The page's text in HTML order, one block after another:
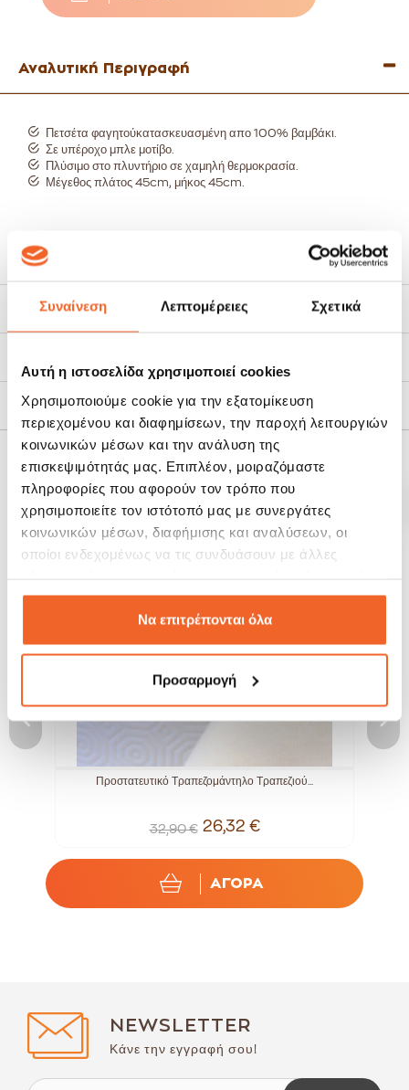
Συναίνεση Λεπτομέρειες Σχετικά
Αυτή η ιστοσελίδα χρησιμοποιεί cookies
Χρησιμοποιούμε cookie για την εξατομίκευση
περιεχομένου και διαφημίσεων, την παροχή λειτουργιών
κοινωνικών μέσων και την ανάλυση της
επισκεψιμότητάς μας. Επιπλέον, μοιραζόμαστε
πληροφορίες που αφορούν τον τρόπο που
χρησιμοποιείτε τον ιστότοπό μας με συνεργάτες
κοινωνικών μέσων, διαφήμισης και αναλύσεων, οι
οποίοι ενδεχομένως να τις συνδυάσουν με άλλες
έχουν συλλέξει σε σχέση με την από μέρους σας χρήση
των υπηρεσιών τους.Να επιτρέπονται όλα
Προσαρμογή
Αναλυτική Περιγραφή
Πετσέτα φαγητούκατασκευασμένη απο 100% βαμβάκι.
Σε υπέροχο μπλε μοτίβο.
Πλύσιμο στο πλυντήριο σε χαμηλή θερμοκρασία.
Μέγεθος πλάτος 45cm, μήκος 45cm.
Χαρακτηριστικά
Πολιτική Επιστροφών
ΣΧΕΤΙΚΆ ΠΡΟΪΌΝΤΑ
SALE!
Προστατευτικό Τραπεζομάντηλο Τραπεζιού...
32,90 € 26,32 €
ΑΓΟΡΑ
NEWSLETTER
Κάνε την εγγραφή σου!